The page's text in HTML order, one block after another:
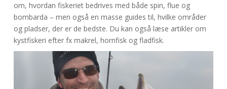
om, hvordan fiskeriet bedrives med både spin, flue og
bombarda – men også en masse guides til, hvilke områder
og pladser, der er de bedste. Du kan også læse artikler om
kystfiskeri efter fx makrel, hornfisk og fladfisk.